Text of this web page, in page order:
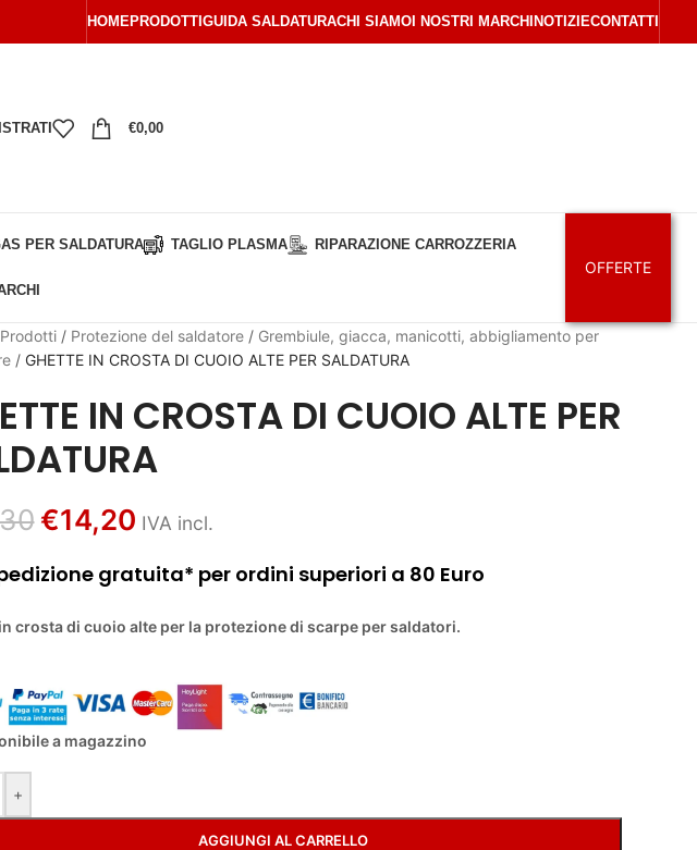
HOMEPRODOTTI GUIDA SALDATURACHI SIAMOI NOSTRI MARCHI NOTIZIECONTATTI
€0,00
PER SALDATURA TAGLIO PLASMA RIPARAZIONE CARROZZERIA
OFFERTE
Prodotti/ Protezione del saldatore/ Grembiule, giacca, manicotti, abbigliamento per
/ GHETTE IN CROSTA DI CUOIO ALTE PER SALDATURA
IN CROSTA DI CUOIO ALTE PER
€14,20 IVA incl.
gratuita* per ordini superiori a 80 Euro
crosta di cuoio alte per la protezione di scarpe per saldatori.
a magazzino
+
AGGIUNGI AL CARRELLO